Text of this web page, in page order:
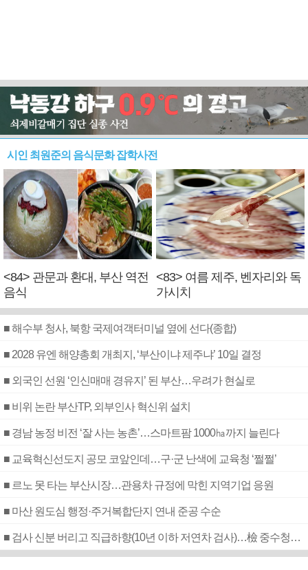
시인 최원준의 음식문화 잡학사전
<84> 관문과 환대, 부산 역전
음식
<83> 여름 제주, 벤자리와 독
가시치
■ 해수부 청사, 북항 국제여객터미널 옆에 선다(종합)
■ 2028 유엔 해양총회 개최지, ‘부산이냐 제주냐’ 10일 결정
■ 외국인 선원 ‘인신매매 경유지’ 된 부산…우려가 현실로
■ 비위 논란 부산TP, 외부인사 혁신위 설치
■ 경남 농정 비전 ‘잘 사는 농촌’…스마트팜 1000㏊까지 늘린다
■ 교육혁신선도지 공모 코앞인데…구·군 난색에 교육청 ‘쩔쩔’
■ 르노 못 타는 부산시장…관용차 규정에 막힌 지역기업 응원
■ 마산 원도심 행정·주거복합단지 연내 준공 수순
■ 검사 신분 버리고 직급하향(10년 이하 저연차 검사)…檢 중수청행 기피